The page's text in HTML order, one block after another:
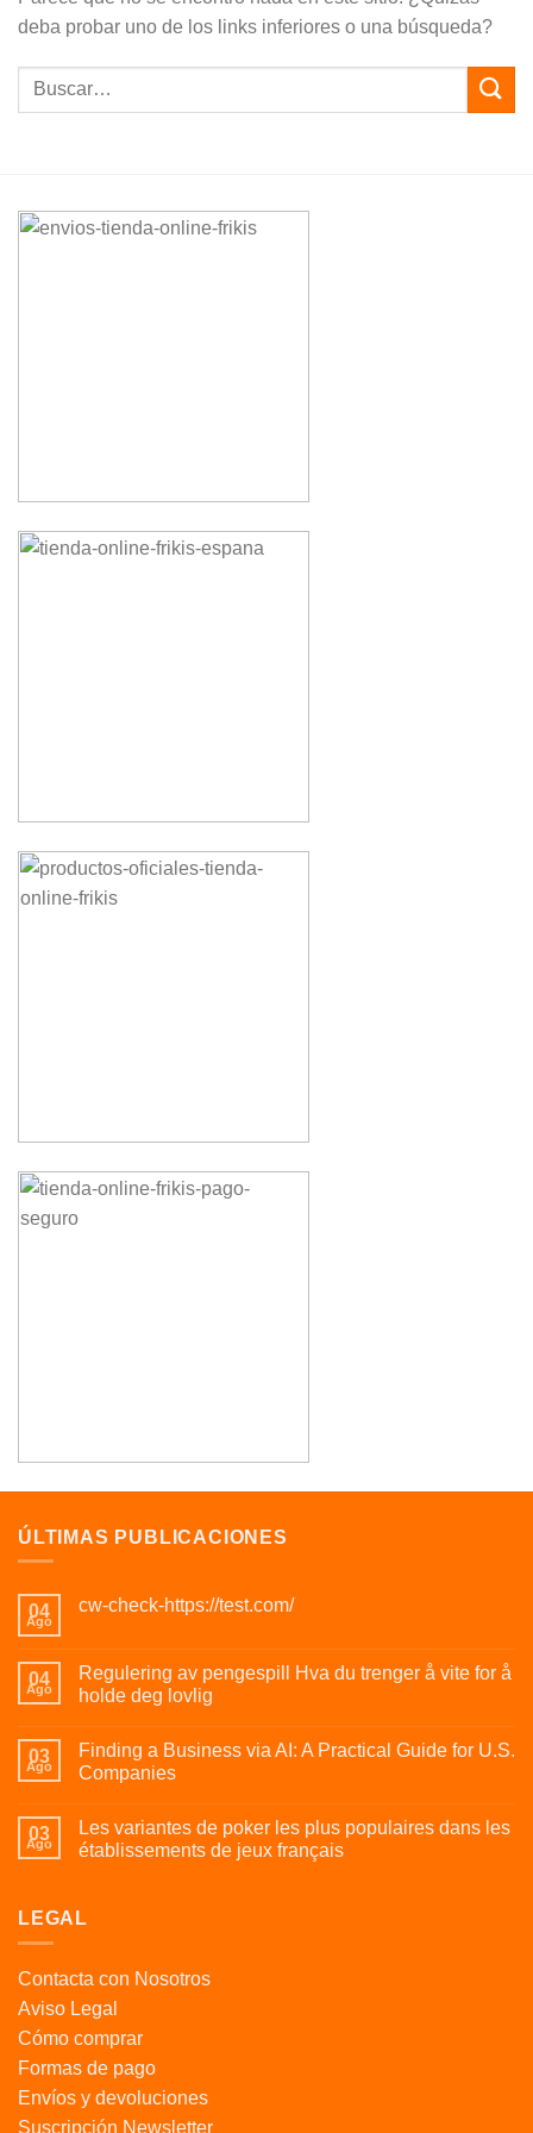
deba probar uno de los links inferiores o una búsqueda?
ÚLTIMAS PUBLICACIONES
04
Ago
cw-check-https://test.com/
04
Ago
Regulering av pengespill Hva du trenger å vite for å
holde deg lovlig
03
Ago
Finding a Business via AI: A Practical Guide for U.S.
Companies
03
Ago
Les variantes de poker les plus populaires dans les
établissements de jeux français
LEGAL
Contacta con Nosotros
Aviso Legal
Cómo comprar
Formas de pago
Envíos y devoluciones
Suscripción Newsletter